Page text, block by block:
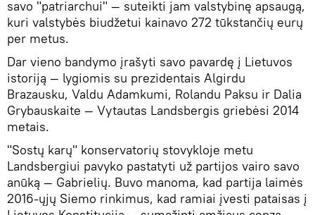
savo "patriarchui" — suteikti jam valstybinę apsaugą,
kuri valstybės biudžetui kainavo 272 tūkstančių eurų
per metus.
Dar vieno bandymo įrašyti savo pavardę į Lietuvos
istoriją — lygiomis su prezidentais Algirdu
Brazausku, Valdu Adamkumi, Rolandu Paksu ir Dalia
Grybauskaite — Vytautas Landsbergis griebėsi 2014
metais.
"Sostų karų" konservatorių stovykloje metu
Landsbergiui pavyko pastatyti už partijos vairo savo
anūką — Gabrielių. Buvo manoma, kad partija laimės
2016-ųjų Siemo rinkimus, kad ramiai įvesti pataisas į